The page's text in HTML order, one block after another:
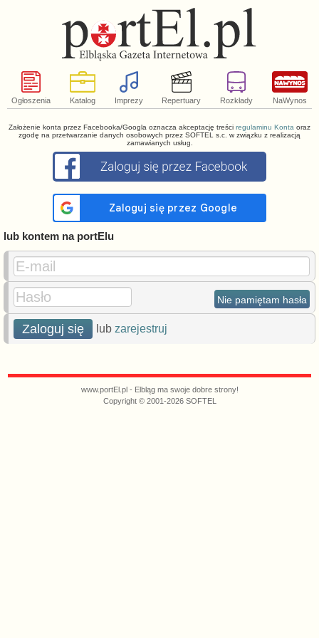
Ogłoszenia Katalog Imprezy Repertuary Rozkłady NaWynos
Założenie konta przez Facebooka/Googla oznacza akceptację treści regulaminu Konta oraz
zgodę na przetwarzanie danych osobowych przez SOFTEL s.c. w związku z realizacją
zamawianych usług.
lub kontem na portElu
E-mail
Hasło
Nie pamiętam hasła
Zaloguj się lub zarejestruj
www.portEl.pl - Elbląg ma swoje dobre strony!
Copyright © 2001-2026 SOFTEL